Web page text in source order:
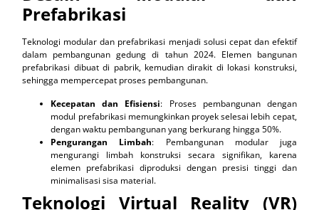
Prefabrikasi
Teknologi modular dan prefabrikasi menjadi solusi cepat dan efektif
dalam pembangunan gedung di tahun 2024. Elemen bangunan
prefabrikasi dibuat di pabrik, kemudian dirakit di lokasi konstruksi,
sehingga mempercepat proses pembangunan.
Kecepatan dan Efisiensi: Proses pembangunan dengan
modul prefabrikasi memungkinkan proyek selesai lebih cepat,
dengan waktu pembangunan yang berkurang hingga 50%.
Pengurangan Limbah: Pembangunan modular juga
mengurangi limbah konstruksi secara signifikan, karena
elemen prefabrikasi diproduksi dengan presisi tinggi dan
minimalisasi sisa material.
Teknologi Virtual Reality (VR)